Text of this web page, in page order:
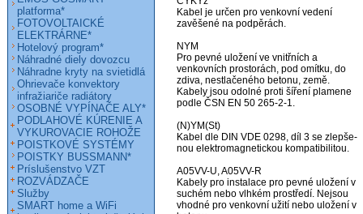
Kabel je určen pro venkovní vedení
zavěšené na podpěrách.
NYM
Pro pevné uložení ve vnitřních a
venkovních prostorách, pod omítku, do
zdiva, nestlačeného betonu, země.
Kabely jsou odolné proti šíření plamene
podle ČSN EN 50 265-2-1.
(N)YM(St)
Kabel dle DIN VDE 0298, díl 3 se zlepše-
nou elektromagnetickou kompatibilitou.
A05VV-U, A05VV-R
Kabely pro instalace pro pevné uložení v
suchém nebo vlhkém prostředí. Nejsou
vhodné pro venkovní užití nebo uložení v
platforma*
FOTOVOLTAICKÉ
ELEKTRÁRNE*
Hotelový program*
Náhradné diely dovozcu
Náhradne kryty na svietidlá
Ohrievače konvektory
infražiariče radiátory
OSOBNÉ VYPÍNAČE ALY*
PODLAHOVÉ KÚRENIE A
VYKUROVACIE ROHOŽE
POISTKOVÉ SYSTÉMY
POISTKY BUSSMANN*
Príslušenstvo VZT
ROZVÁDZAČE
Služby
SMART home a WiFi